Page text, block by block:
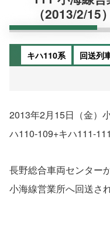
（2013/2/15）
キハ110系 回送列
2013年2月15日（金）
ハ110-109+キハ111-
長野総合車両センター
小海線営業所へ回送さ